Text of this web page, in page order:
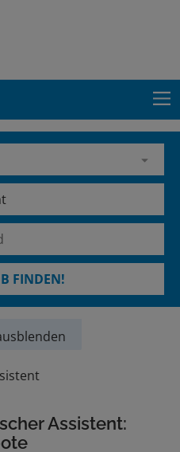
FINDEN!
Assistent: